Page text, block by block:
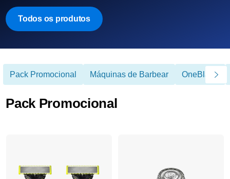
Todos os produtos
Pack Promocional Máquinas de Barbear OneBlade
Pack Promocional